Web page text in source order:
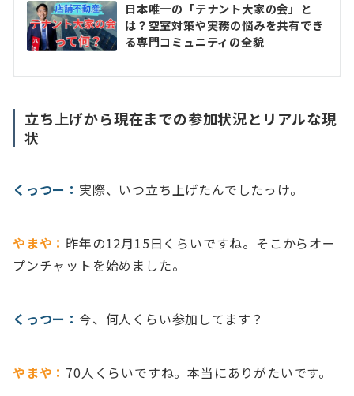
日本唯一の「テナント大家の会」と
は？空室対策や実務の悩みを共有でき
る専門コミュニティの全貌
立ち上げから現在までの参加状況とリアルな現
状
くっつー： 実際、いつ立ち上げたんでしたっけ。
やまや： 昨年の12月15日くらいですね。そこからオー
プンチャットを始めました。
くっつー： 今、何人くらい参加してます？
やまや： 70人くらいですね。本当にありがたいです。